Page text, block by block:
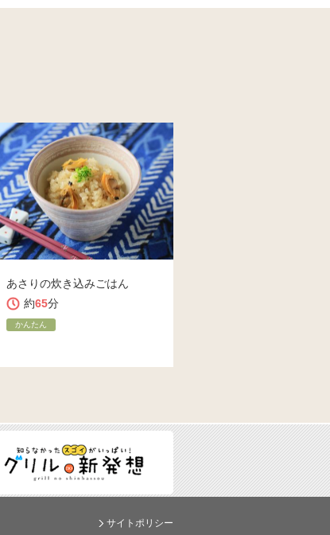
あさりの炊き込みごはん
約65分
かんたん
サイトポリシー